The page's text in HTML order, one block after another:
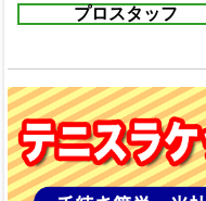
プロスタッフ